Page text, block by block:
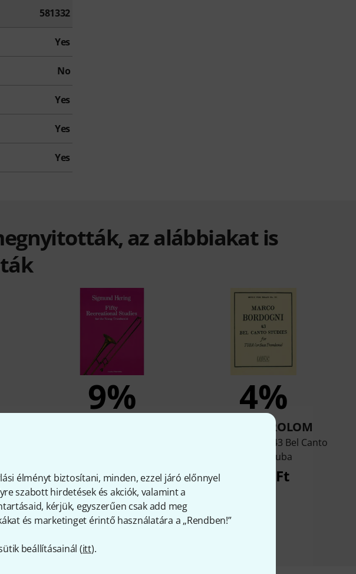
élményt biztosítani, minden, ezzel járó előnnyel
szabott hirdetések és akciók, valamint a
kérjük, egyszerűen csak add meg
és marketinget érintő használatára a „Rendben!”
beállításainál (itt).
581332
Yes
No
Yes
Yes
Yes
az alábbiakat is
9%
8 899 Ft
4%
MEGVÁSÁROLOM
Alphonse Leduc 43 Bel Canto
Studies Tuba
9 999 Ft